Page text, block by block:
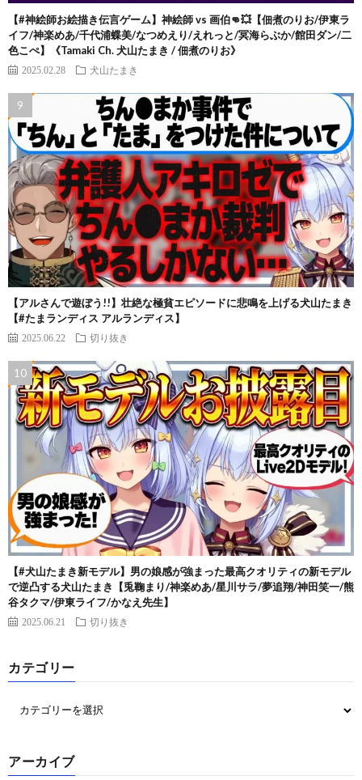
【#神絵師お絵描き伝言ゲーム】神絵師 vs 画伯👊💥【佃煮のりお/伊東ラ
イフ/神楽めあ/千代浦蝶美/なつめえり/えれっと/冥海らぶか/館田ダン/二
色こぺ】《Tamaki Ch. 犬山たまき / 佃煮のりお》
2025.02.28 犬山たまき
【アルさんで遊ぼう!!】壮絶な極貧エピソードに悲鳴を上げる犬山たまき
【#たまランディス アルランディス】
2025.06.22 切り抜き
【#犬山たまき新モデル】男の娘感が強まった最高クオリティの新モデル
で逆凸する犬山たまき【兎鞠まり/神楽めあ/星川サラ/夢追翔/神田笑一/熊
谷タクマ/伊東ライフ/かなえ先生】
2025.06.21 切り抜き
カテゴリー
アーカイブ